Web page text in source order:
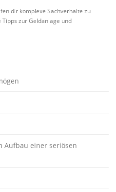
dir komplexe Sachverhalte zu
zur Geldanlage und
Aufbau einer seriösen